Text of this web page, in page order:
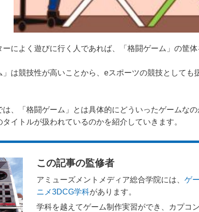
ーによく遊びに行く人であれば、「格闘ゲーム」の筐
」は競技性が高いことから、eスポーツの競技として
は、「格闘ゲーム」とは具体的にどういったゲームな
タイトルが扱われているのかを紹介していきます。
この記事の監修者
アミューズメントメディア総合学院には、 ゲ
ニメ3DCG学科があります。
学科を越えてゲーム制作実習ができ、カプコ